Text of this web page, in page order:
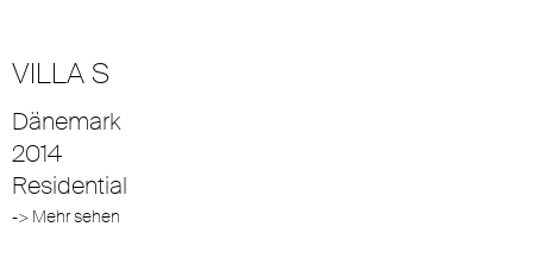
VILLA S
Dänemark
2014
Residential
-> Mehr sehen